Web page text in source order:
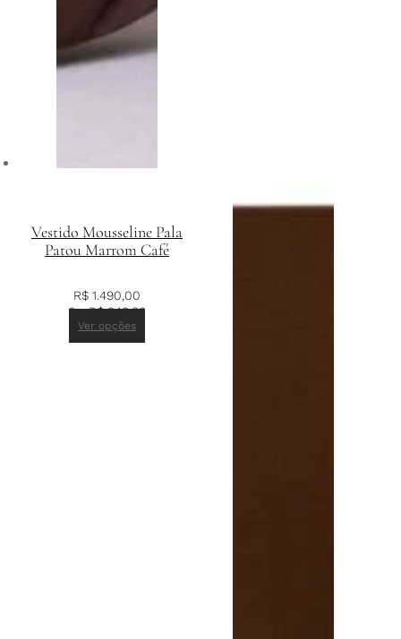
Vestido Mousseline Pala
Patou Marrom Café
R$ 1.490,00
6 xR$248,33
Ver opções